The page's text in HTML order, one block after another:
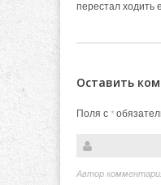
перестал ходить
Оставить
Поля с *
Автор